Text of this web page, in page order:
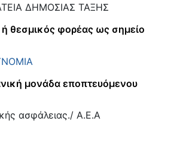
ΔΗΜΟΣΙΑΣ ΤΑΞΗΣ
θεσμικός φορέας ως σημείο
μονάδα εποπτευόμενου
ασφάλειας./ Α.Ε.Α